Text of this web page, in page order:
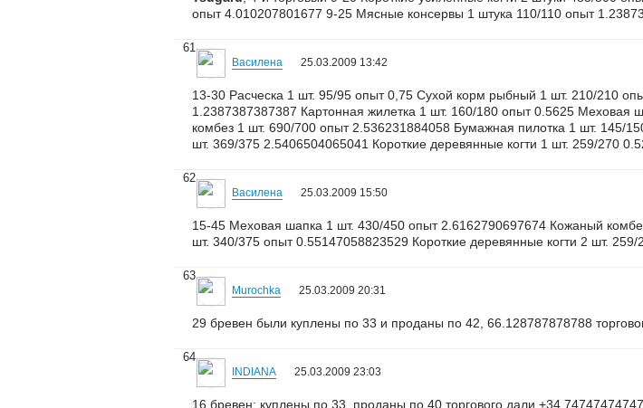
опыт 4.010207801677 9-25 Мясные консервы 1 штука 110/110 опыт
61
Василена 25.03.2009 13:42
13-30 Расческа 1 шт. 95/95 опыт 0,75 Сухой корм рыбный 1 шт. 210/210
1.2387387387387 Картонная жилетка 1 шт. 160/180 опыт 0.5625
комбез 1 шт. 690/700 опыт 2.536231884058 Бумажная пилотка 1 шт. 145/
шт. 369/375 2.5406504065041 Короткие деревянные когти 1 шт. 259/270
62
Василена 25.03.2009 15:50
15-45 Меховая шапка 1 шт. 430/450 опыт 2.6162790697674 Кожаный
шт. 340/375 опыт 0.55147058823529 Короткие деревянные когти 2 шт.
63
Murochka 25.03.2009 20:31
29 бревен были куплены по 33 и проданы по 42, 66.128787878788
64
INDIANA 25.03.2009 23:03
16 бревен: куплены по 33, проданы по 40 торгового дали